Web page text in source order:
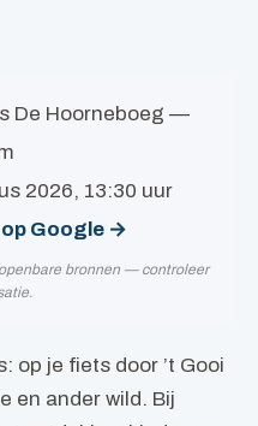
De Hoorneboeg —
2026, 13:30 uur
Google →
bronnen — controleer
op je fiets door ’t Gooi
en ander wild. Bij